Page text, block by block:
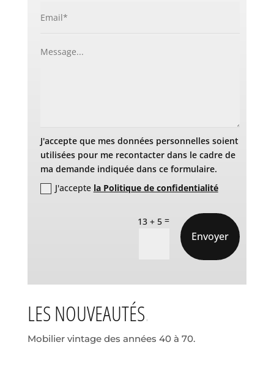
J'accepte que mes données personnelles soient
utilisées pour me recontacter dans le cadre de
ma demande indiquée dans ce formulaire.
J'accepte la Politique de confidentialité
13 + 5 =
Envoyer
LES NOUVEAUTÉS
Mobilier vintage des années 40 à 70.